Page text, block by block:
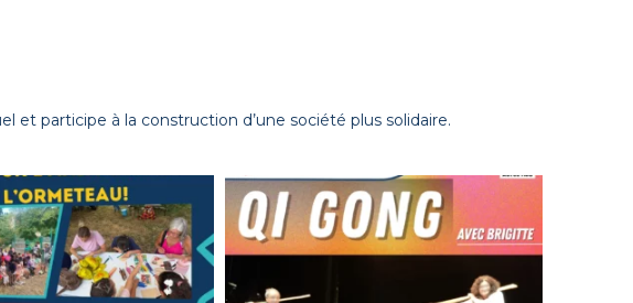
et participe à la construction d’une société plus solidaire.